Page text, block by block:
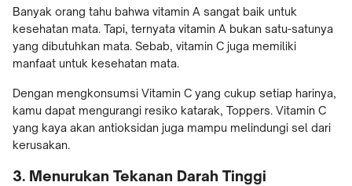
Banyak orang tahu bahwa vitamin A sangat baik untuk
kesehatan mata. Tapi, ternyata vitamin A bukan satu-satunya
yang dibutuhkan mata. Sebab, vitamin C juga memiliki
manfaat untuk kesehatan mata.
Dengan mengkonsumsi Vitamin C yang cukup setiap harinya,
kamu dapat mengurangi resiko katarak, Toppers. Vitamin C
yang kaya akan antioksidan juga mampu melindungi sel dari
kerusakan.
3. Menurukan Tekanan Darah Tinggi